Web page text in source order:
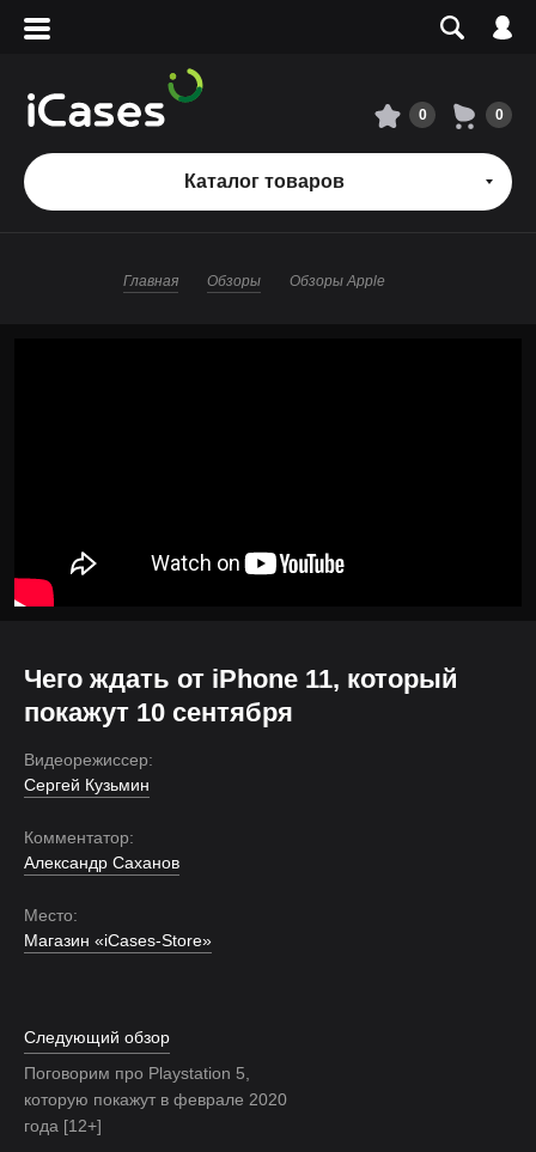
Вход
Сервисный центр
О магазине
0 0
Каталог товаров
Главная Обзоры Обзоры Apple
Чего ждать от iPhone 11, который
покажут 10 сентября
Видеорежиссер:
Сергей Кузьмин
Комментатор:
Александр Саханов
Место:
Магазин «iCases-Store»
Следующий обзор
Поговорим про Playstation 5,
которую покажут в феврале 2020
года [12+]